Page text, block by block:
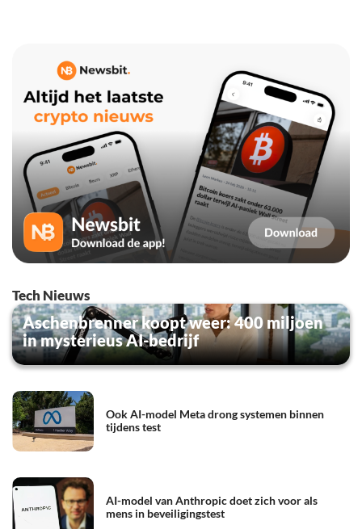
Tech Nieuws
Aschenbrenner koopt weer: 400 miljoen
in mysterieus AI-bedrijf
Ook AI-model Meta drong systemen binnen
tijdens test
AI-model van Anthropic doet zich voor als
mens in beveiligingstest